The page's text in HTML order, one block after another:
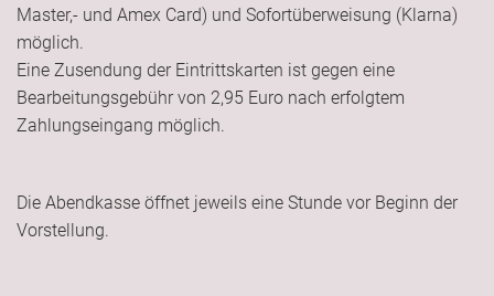
Master,- und Amex Card) und Sofortüberweisung (Klarna)
möglich.
Eine Zusendung der Eintrittskarten ist gegen eine
Bearbeitungsgebühr von 2,95 Euro nach erfolgtem
Zahlungseingang möglich.
Die Abendkasse öffnet jeweils eine Stunde vor Beginn der
Vorstellung.